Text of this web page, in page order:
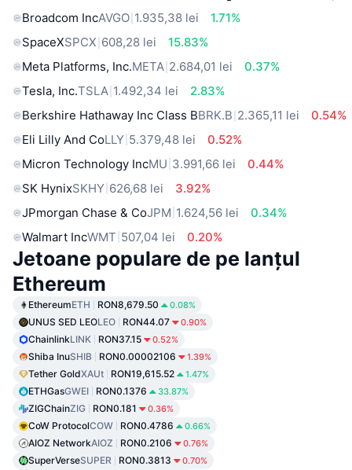
Broadcom IncAVGO 1.935,38 lei
1.71%
SpaceXSPCX 608,28 lei
15.83%
Meta Platforms, Inc.META 2.684,01 lei
0.37%
Tesla, Inc.TSLA 1.492,34 lei
2.83%
Berkshire Hathaway Inc Class BBRK.B 2.365,11 lei
0.54%
Eli Lilly And CoLLY 5.379,48 lei
0.52%
Micron Technology IncMU 3.991,66 lei
0.44%
SK HynixSKHY 626,68 lei
3.92%
JPmorgan Chase & CoJPM 1.624,56 lei
0.34%
Walmart IncWMT 507,04 lei 0.20%
Jetoane populare de pe lanțul
Ethereum
EthereumETH RON8,679.50 0.08%
UNUS SED LEOLEO RON44.07 0.90%
ChainlinkLINK RON37.15 0.52%
Shiba InuSHIB RON0.00002106 1.39%
Tether GoldXAUt RON19,615.52 1.47%
ETHGasGWEI RON0.1376 33.87%
ZIGChainZIG RON0.181 0.36%
CoW ProtocolCOW RON0.4786 0.66%
AIOZ NetworkAIOZ RON0.2106 0.76%
SuperVerseSUPER RON0.3813 0.70%